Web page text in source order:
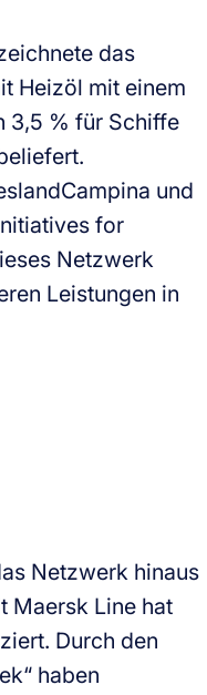
das
Heizöl mit einem
3,5 % für Schiffe
und
for
Netzwerk
Leistungen in
Netzwerk hinaus
Maersk Line hat
Durch den
haben